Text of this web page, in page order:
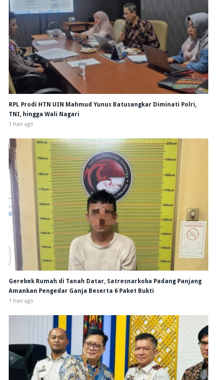
RPL Prodi HTN UIN Mahmud Yunus Batusangkar Diminati Polri,
TNI, hingga Wali Nagari
1 hari ago
Gerebek Rumah di Tanah Datar, Satresnarkoba Padang Panjang
Amankan Pengedar Ganja Beserta 6 Paket Bukti
1 hari ago